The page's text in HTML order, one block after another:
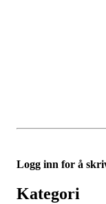
Logg inn for å
Kategori